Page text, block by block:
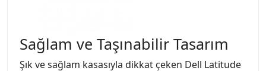
Sağlam ve Taşınabilir Tasarım
Şık ve sağlam kasasıyla dikkat çeken Dell Latitude